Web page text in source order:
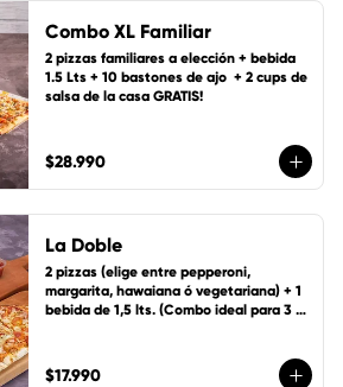
Combo XL Familiar
2 pizzas familiares a elección + bebida
1.5 Lts + 10 bastones de ajo  + 2 cups de
salsa de la casa GRATIS!
$28.990
La Doble
2 pizzas (elige entre pepperoni,
margarita, hawaiana ó vegetariana) + 1
bebida de 1,5 lts. (Combo ideal para 3
$17.990